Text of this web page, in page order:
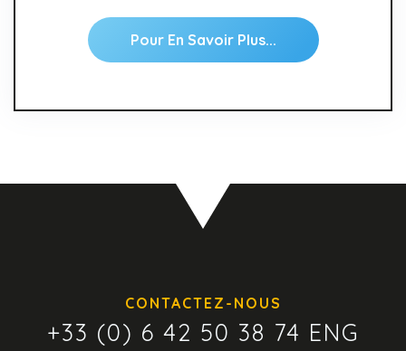
Pour En Savoir Plus...
CONTACTEZ-NOUS
+33 (0) 6 42 50 38 74 ENG